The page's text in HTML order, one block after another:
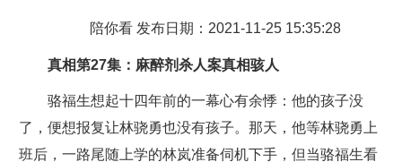
陪你看 发布日期：2021-11-25 15:35:28
真相第27集：麻醉剂杀人案真相骇人
骆福生想起十四年前的一幕心有余悸：他的孩子没
了，便想报复让林骁勇也没有孩子。那天，他等林骁勇上
班后，一路尾随上学的林岚准备伺机下手，但当骆福生看